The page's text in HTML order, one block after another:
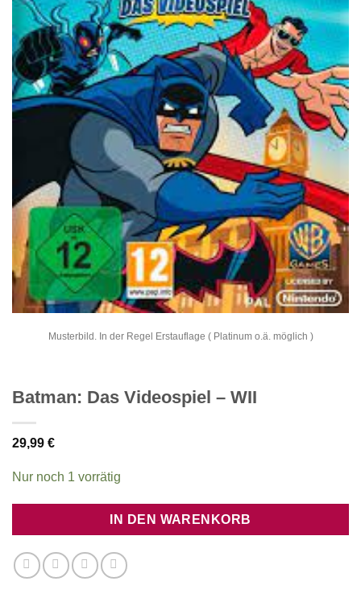
Musterbild. In der Regel Erstauflage ( Platinum o.ä. möglich )
Batman: Das Videospiel – WII
29,99 €
Nur noch 1 vorrätig
IN DEN WARENKORB